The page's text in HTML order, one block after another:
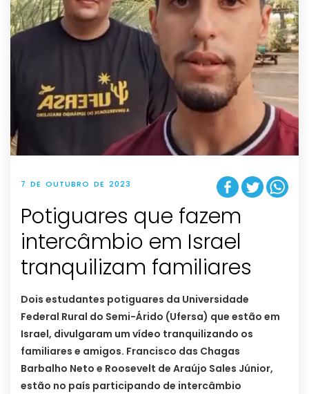
7 DE OUTUBRO DE 2023
Potiguares que fazem
intercâmbio em Israel
tranquilizam familiares
Dois estudantes potiguares da Universidade
Federal Rural do Semi-Árido (Ufersa) que estão em
Israel, divulgaram um vídeo tranquilizando os
familiares e amigos. Francisco das Chagas
Barbalho Neto e Roosevelt de Araújo Sales Júnior,
estão no país participando de intercâmbio